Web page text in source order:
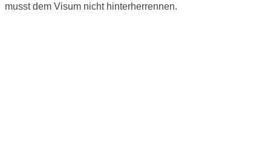
musst dem Visum nicht hinterherrennen.